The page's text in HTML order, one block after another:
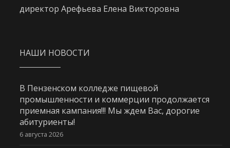
директор Арефьева Елена Викторовна
НАШИ НОВОСТИ
В Пензенском колледже пищевой
промышленности и коммерции продолжается
приемная кампания!!! Мы ждем Вас, дорогие
абитуриенты!
6 августа 2026